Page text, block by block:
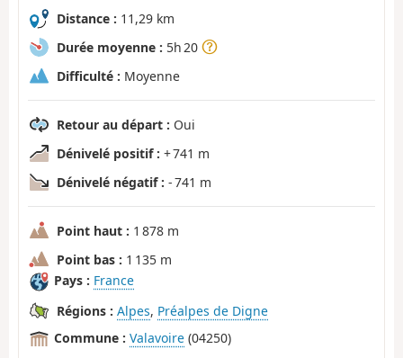
Distance : 11,29 km
Durée moyenne : 5h 20
Difficulté : Moyenne
Retour au départ : Oui
Dénivelé positif : + 741 m
Dénivelé négatif : - 741 m
Point haut : 1 878 m
Point bas : 1 135 m
Pays : France
Régions : Alpes, Préalpes de Digne
Commune : Valavoire (04250)